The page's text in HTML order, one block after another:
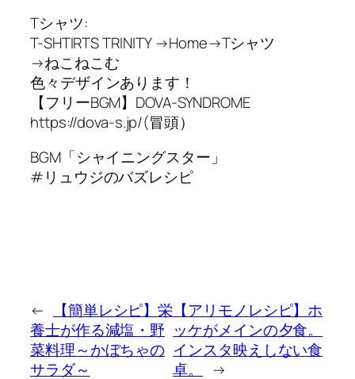
Tシャツ:
T-SHTIRTS TRINITY →Home→Tシャツ
→ねこねこむ
色々デザインあります！
【フリーBGM】DOVA-SYNDROME
https://dova-s.jp/(冒頭）
BGM「シャイニングスター」
#リュウジのバズレシピ
←
【簡単レシピ】栄
養士が作る減塩・野
菜料理～かぼちゃの
サラダ～
【アリモノレシピ】ホ
ッケがメインの夕食。
インスタ映えしない食
卓。
→